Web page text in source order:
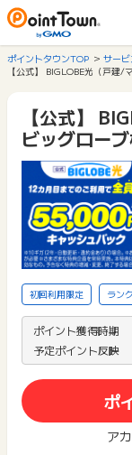
ポイントタウンTOP サー
【公式】 BIGLOBE光（戸建/
【公式】
ビッグロー
初回利用限定 ラン
ポイント獲得時期
予定ポイント反映
ポ
ア